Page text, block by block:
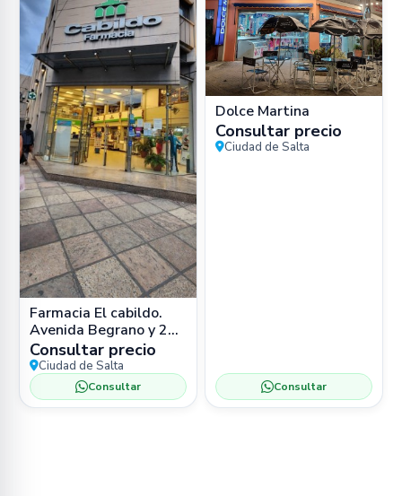
Farmacia El cabildo.
Avenida Begrano y 25
de Mayo. Salta
Consultar precio
Ciudad de Salta
Consultar
Dolce Martina
Consultar precio
Ciudad de Salta
Consultar